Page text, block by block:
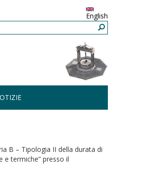
English
B – Tipologia II della durata di
e termiche” presso il